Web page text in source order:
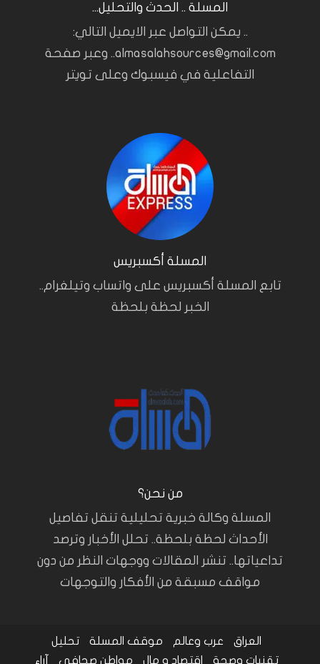
المسلة .. الحدث والتحليل...
.. يمكن التواصل عبر الايميل التالي:
almasalahsources@gmail.com.. وعبر صفحة
التفاعلية في فيسبوك وعلى تويتر
المسلة أكسبريس
تابع المسلة أكسبريس على واتساب وتيلغرام..
الخبر لحظة بلحظة
من نحن؟
المسلة وكالة خبرية تحليلية تنقل تفاصيل
الأحداث لحظة بلحظة.. تحلل الأخبار وترصد
تداعياتها.. تنشر المقالات ووجهات النظر من دون
مواقف مسبقة من الأفكار والتوجهات
العراق عرب وعالم موقف المسلة
تحليل
تقنيات وصحة
اقتصاد و مال مواطن صحافي آراء